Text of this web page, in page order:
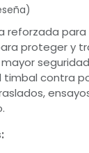
reforzada
proteger y
timbal contra